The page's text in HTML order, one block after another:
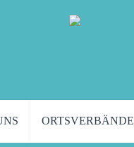
ORTSVERBÄNDE